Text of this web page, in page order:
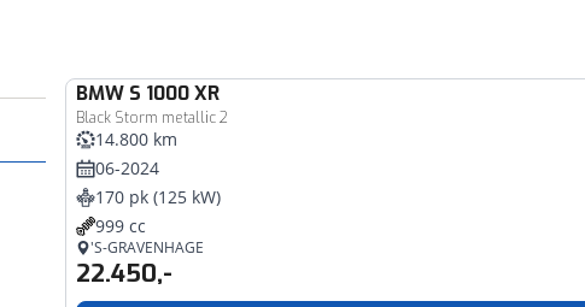
BMW S 1000 XR
Black Storm metallic 2
14.800 km
06-2024
170 pk (125 kW)
999 cc
'S-GRAVENHAGE
22.450,-